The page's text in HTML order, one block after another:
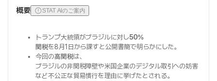
概要 STAT AIのご案内
トランプ大統領がブラジルに対し50％
関税を8月1日から課すと公開書簡で明らかにした。
今回の高関税は、
ブラジルの非関税障壁や米国企業のデジタル取引への妨害
など不公正な貿易慣行を理由に挙げたとされる。